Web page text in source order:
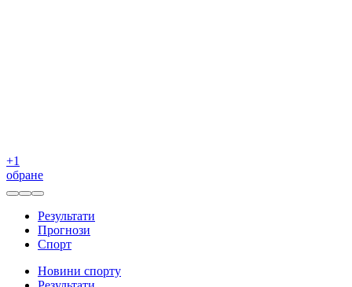
+1
обране
Результати
Прогнози
Спорт
Новини спорту